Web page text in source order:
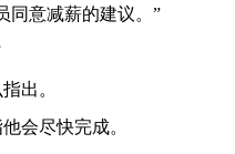
同意减薪的建议。”
出。
会尽快完成。